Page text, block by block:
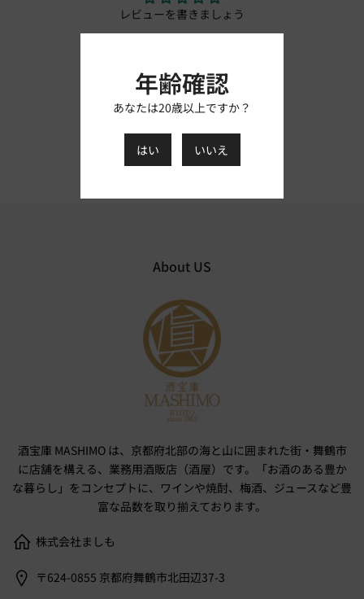
レビューを書きましょう
About US
酒宝庫 MASHIMO は、京都府北部の海と山に囲まれた街・舞鶴市
に店舗を構える、業務用酒販店（酒屋）です。「お酒のある豊か
な暮らし」をコンセプトに、ワインや焼酎、梅酒、ジュースなど豊
富な品数を取り揃えております。
株式会社ましも
〒624-0855 京都府舞鶴市北田辺37-3
年齢確認
あなたは20歳以上ですか？
はい いいえ